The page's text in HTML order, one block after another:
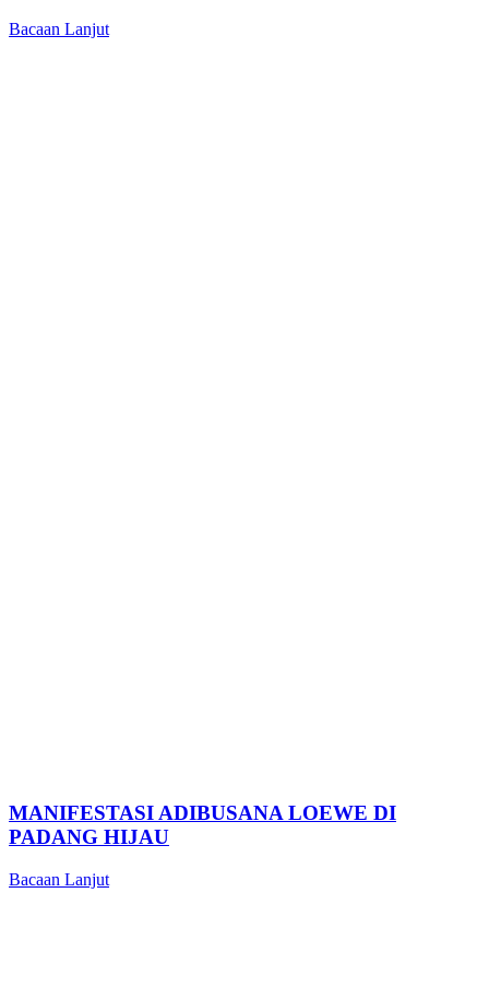
Bacaan Lanjut
MANIFESTASI ADIBUSANA LOEWE DI
PADANG HIJAU
Bacaan Lanjut